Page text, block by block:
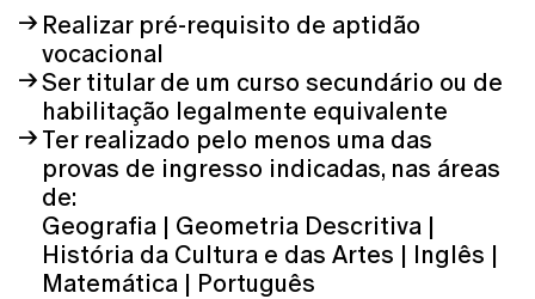
Realizar pré-requisito de aptidão
vocacional
Ser titular de um curso secundário ou de
habilitação legalmente equivalente
Ter realizado pelo menos uma das
provas de ingresso indicadas, nas áreas
de:
Geografia | Geometria Descritiva |
História da Cultura e das Artes | Inglês |
Matemática | Português